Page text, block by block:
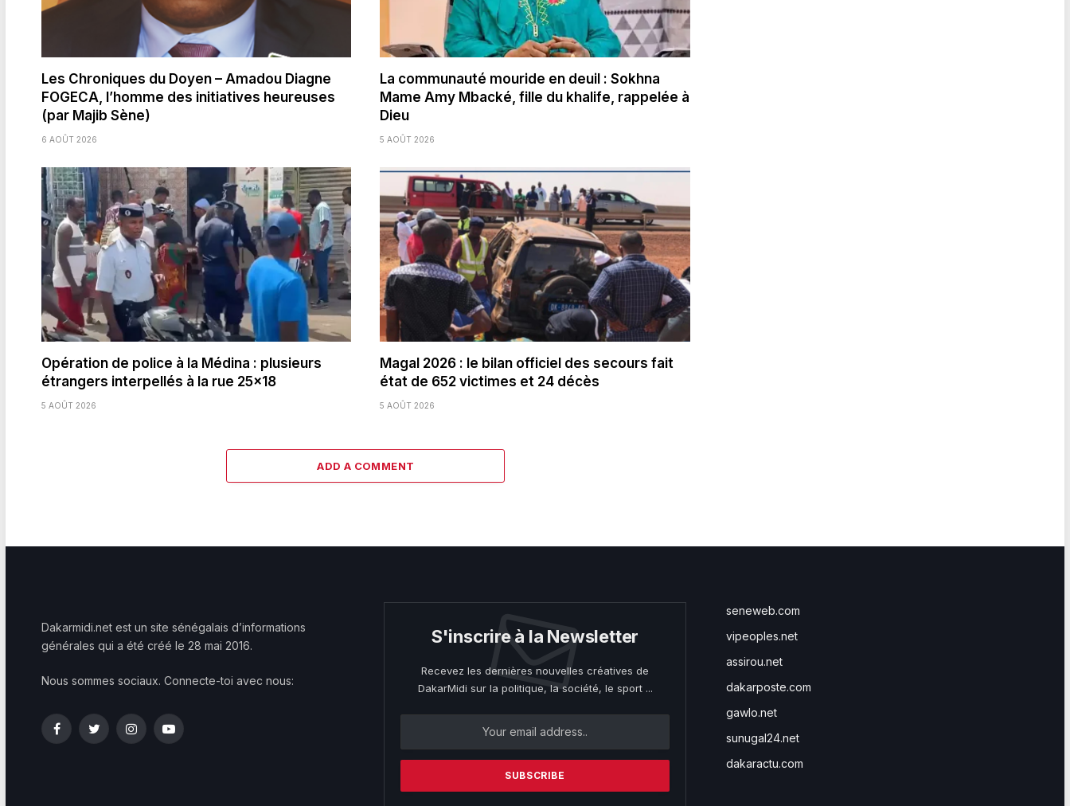
Les Chroniques du Doyen – Amadou Diagne
FOGECA, l’homme des initiatives heureuses
(par Majib Sène)
6 AOÛT 2026
La communauté mouride en deuil : Sokhna
Mame Amy Mbacké, fille du khalife, rappelée à
Dieu
5 AOÛT 2026
Opération de police à la Médina : plusieurs
étrangers interpellés à la rue 25×18
5 AOÛT 2026
Magal 2026 : le bilan officiel des secours fait
état de 652 victimes et 24 décès
5 AOÛT 2026
ADD A COMMENT
Dakarmidi.net est un site sénégalais d’informations
générales qui a été créé le 28 mai 2016.
Nous sommes sociaux. Connecte-toi avec nous:
FacebookTwitterInstagramYouTube
S'inscrire à la Newsletter
Recevez les dernières nouvelles créatives de
DakarMidi sur la politique, la société, le sport ...
seneweb.com
vipeoples.net
assirou.net
dakarposte.com
gawlo.net
sunugal24.net
dakaractu.com